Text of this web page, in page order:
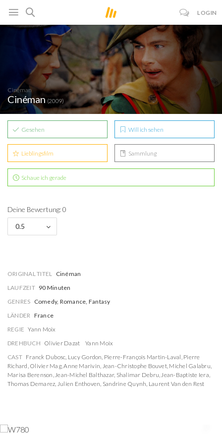
LOGIN
Cinéman
Cinéman (2009)
Gesehen Will ich sehen
Lieblingsfilm Sammlung
Schaue ich gerade
Deine Bewertung: 0
0.5
ORIGINAL TITEL Cinéman
LAUFZEIT 90 Minuten
GENRES Comedy, Romance, Fantasy
LÄNDER France
REGIE Yann Moix
DREHBUCH Olivier Dazat
Yann Moix
CAST Franck Dubosc, Lucy Gordon, Pierre-François Martin-Laval, Pierre
Richard, Olivier Mag,Anne Marivin, Jean-Christophe Bouvet, Michel Galabru,
Marisa Berenson,Jean-Michel Balthazar, Shalimar Debru,Jean-Baptiste Iera,
Thomas Demarez, Julien Enthoven, Sandrine Quynh, Laurent Van den Rest